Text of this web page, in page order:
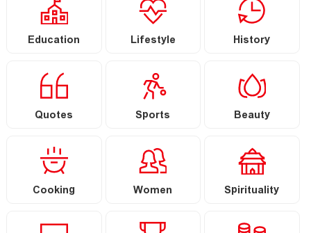
Education Lifestyle History
Quotes Sports Beauty
Cooking Women Spirituality